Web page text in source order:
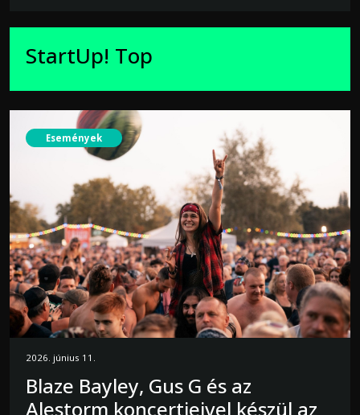
StartUp! Top
Események
2026. június 11.
Blaze Bayley, Gus G és az
Alestorm koncertjeivel készül az